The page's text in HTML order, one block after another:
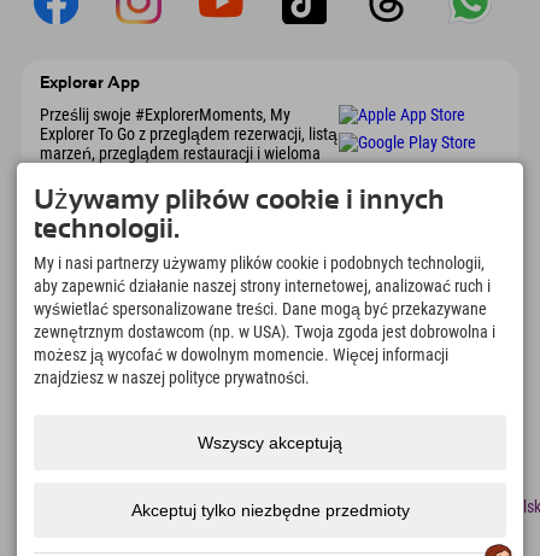
Explorer App
Prześlij swoje #ExplorerMoments, My
Explorer To Go z przeglądem rezerwacji, listą
marzeń, przeglądem restauracji i wieloma
Czas na chwile odkrywcy
166
Jeziora górskie i baseny
rekreacyjne
4.634km
Stoki do jazdy na nartach i
snowboardzie
8.991km
Szlaki do pieszych
wędrówek i wspinaczki
97%
Nasi goście nas polecają
Dostępność naciskać Certyfikaty
zrównoważonego
Używamy plików cookie i innych
technologii.
My i nasi partnerzy używamy plików cookie i podobnych technologii,
aby zapewnić działanie naszej strony internetowej, analizować ruch i
wyświetlać spersonalizowane treści. Dane mogą być przekazywane
zewnętrznym dostawcom (np. w USA). Twoja zgoda jest dobrowolna i
możesz ją wycofać w dowolnym momencie. Więcej informacji
znajdziesz w naszej polityce prywatności.
Wszyscy akceptują
Akceptuj tylko niezbędne przedmioty